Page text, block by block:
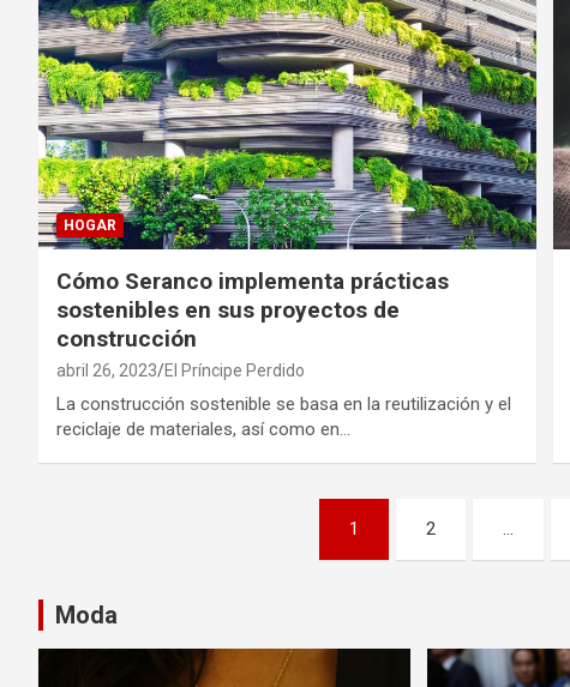
HOGAR
Cómo Seranco implementa prácticas
sostenibles en sus proyectos de
construcción
abril 26, 2023 El Príncipe Perdido
La construcción sostenible se basa en la reutilización y el
reciclaje de materiales, así como en…
g
1 2 …
Moda